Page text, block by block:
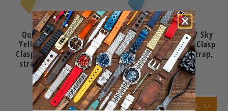
Quick Release FKM27
Yellow Titanium Slinea
Clasp FKM Rubber watch
strap, 20mm or 22mm
$59.99
Quick Release FKM27 Sky
Blue Titanium Slinea Clasp
FKM Rubber watch strap,
20mm or 22mm
$59.99
新しい 新しい